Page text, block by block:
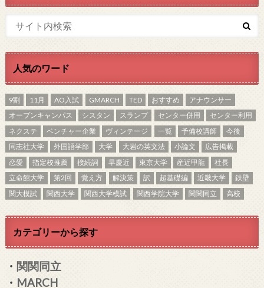
人気のワード
9割 11月 AO入試 GMARCH TED おすすめ
アナウンサー
オープンキャンパス
シスタン スランプ センター併用
センター利用
ネクステ
ベンチャー企業 ヴィンテージ 一覧 予備校講師
今後
同志社大学
外国語学部 大学 大岩の英文法 小論文
広告掲載
恋愛
指定校推薦 接続詞 早慶近 東京大学 産近甲龍
社長
立命館大学
第2回 覚え方 解決策 訳 超基礎編 近畿大学
鉄壁
関大模試
関西大学 関西大学模試 関西学院大学 関関同立 高校
カテゴリーから探す
・ 関関同立
・ MARCH